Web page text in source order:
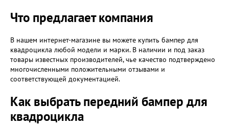
Что предлагает компания
В нашем интернет-магазине вы можете купить бампер для
квадроцикла любой модели и марки. В наличии и под заказ
товары известных производителей, чье качество подтверждено
многочисленными положительными отзывами и
соответствующей документацией.
Как выбрать передний бампер для
квадроцикла